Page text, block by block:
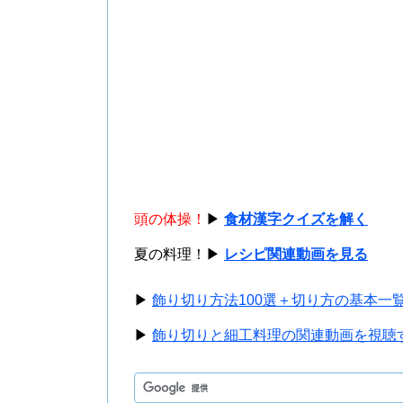
頭の体操！ ▶ 食材漢字クイズを解く
夏の料理！▶ レシピ関連動画を見る
▶ 飾り切り方法100選＋切り方の基本一
▶ 飾り切りと細工料理の関連動画を視聴